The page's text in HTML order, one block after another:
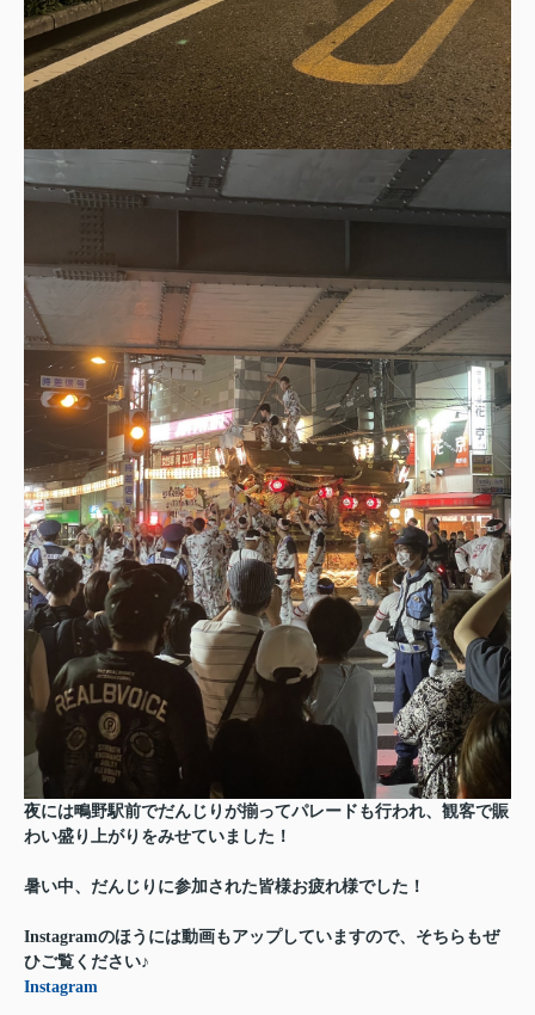
夜には鴫野駅前でだんじりが揃ってパレードも行われ、観客で賑
わい盛り上がりをみせていました！
暑い中、だんじりに参加された皆様お疲れ様でした！
Instagramのほうには動画もアップしていますので、そちらもぜ
ひご覧ください♪
Instagram